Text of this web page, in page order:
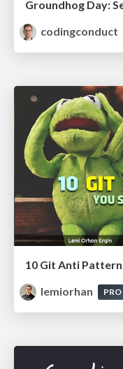
codingconduct
10 Git Anti
lemiorhan
PRO